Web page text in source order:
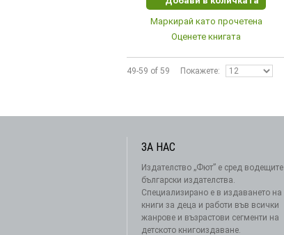
Маркирай като прочетена
Оценете книгата
49-59 of 59 Покажете
ЗА НАС
Издателство „Фют” е сред водещите
български издателства.
Специализирано е в издаването на
книги за деца и работи във всички
жанрове и възрастови сегменти на
детското книгоиздаване.